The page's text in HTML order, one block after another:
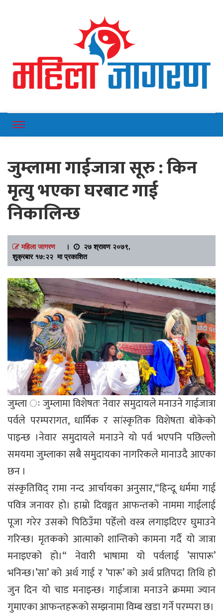
Mahilajagaran
जुम्लामा गाईजात्रा सूरु : किन
मृत्यु भएका घरबाट गाई
निकालिन्छ
महिला जागरण।
२७ श्रावण २०७९,
शुक्रबार १७:२२ मा प्रकाशित
जुम्ला ः जुम्लामा विशेषतः नेवार समुदायले मनाउने गाईजात्रा
पर्वले परम्परागत, धार्मिक र सांस्कृतिक विशेषता बोकेको
पाइन्छ ।नेवार समुदायले मनाउने यो पर्व भएपनि पछिल्लो
समयमा जुम्लाका सबै समुदायका नागरिकले मानाउदै आएका
छन ।
संस्कृतिविद् रामा नन्द आर्चायका अनुसार,“हिन्दू धर्ममा गाई
पवित्र जनावर हो। हाम्रो दिवङ्गत आफन्तको नाममा गाईलाई
पूजा गरेर उसको पिठिउँमा पहेँलो वस्त्र लगाइदिएर घुमाउने
गरिन्छ। मृतकको आत्माको शान्तिको कामना गर्दै यो जात्रा
मनाइएको हो।“ नेवारी भाषामा यो पर्वलाई ’सापारू’
भनिन्छ।’सा’ को अर्थ गाई र ’पारू’ को अर्थ प्रतिपदा तिथि हो
जुन दिन यो चाड मनाइन्छ। गाईजात्रा मनाउने क्रममा ज्यान
गुमाएका आफन्तहरूको सम्झनामा विम्ब खडा गर्ने परम्परा छ।